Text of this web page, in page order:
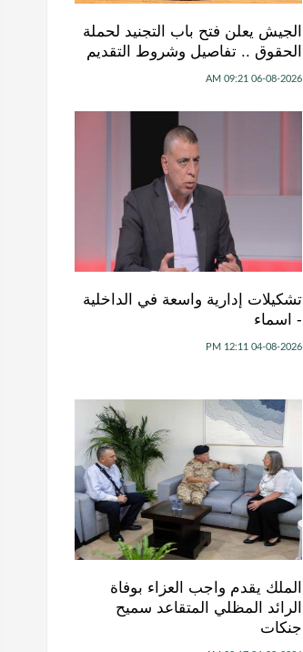
الجيش يعلن فتح باب التجنيد لحملة
الحقوق .. تفاصيل وشروط التقديم
06-08-2026 09:21 AM
تشكيلات إدارية واسعة في الداخلية
- اسماء
04-08-2026 12:11 PM
الملك يقدم واجب العزاء بوفاة
الرائد المظلي المتقاعد سميح
جنكات